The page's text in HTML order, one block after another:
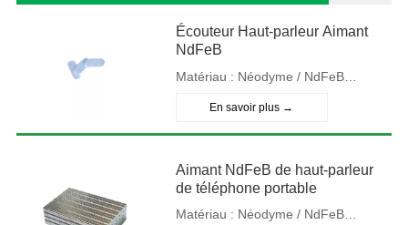
Écouteur Haut-parleur Aimant
NdFeB
Matériau : Néodyme / NdFeB
Grade : N30-N54 Type : Fritté
Préparation de surface : Nickel
noir (adapté aux besoins du client)
Taille: Personnalisé Forme :
En savoir plus →
Aimant NdFeB de haut-parleur
de téléphone portable
Matériau : Néodyme / NdFeB